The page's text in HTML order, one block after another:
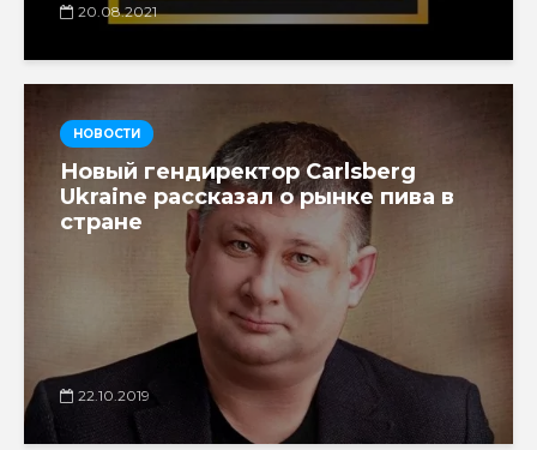
20.08.2021
НОВОСТИ
Новый гендиректор Carlsberg
Ukraine рассказал о рынке пива в
стране
22.10.2019